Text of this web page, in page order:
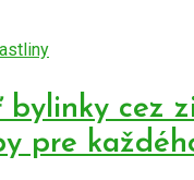
bylinky cez
pre